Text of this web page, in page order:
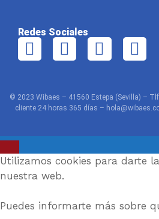
Redes Sociales
© 2023 Wibaes – 41560 Estepa (Sevilla) –
cliente 24 horas 365 días –
Utilizamos cookies para darte
nuestra web.
Puedes informarte más sobre